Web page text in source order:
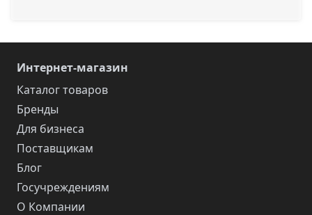
Интернет-магазин
Каталог товаров
Бренды
Для бизнеса
Поставщикам
Блог
Госучреждениям
О Компании